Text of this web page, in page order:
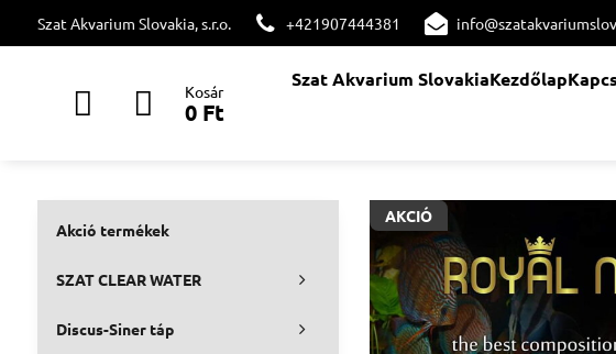
Szat Akvarium Slovakia, s.r.o. +421907444381
Kosár
0 Ft
Szat Akvarium SlovakiaKezdőlap
AKCIÓ
Akció termékek
SZAT CLEAR WATER
Discus-Siner táp